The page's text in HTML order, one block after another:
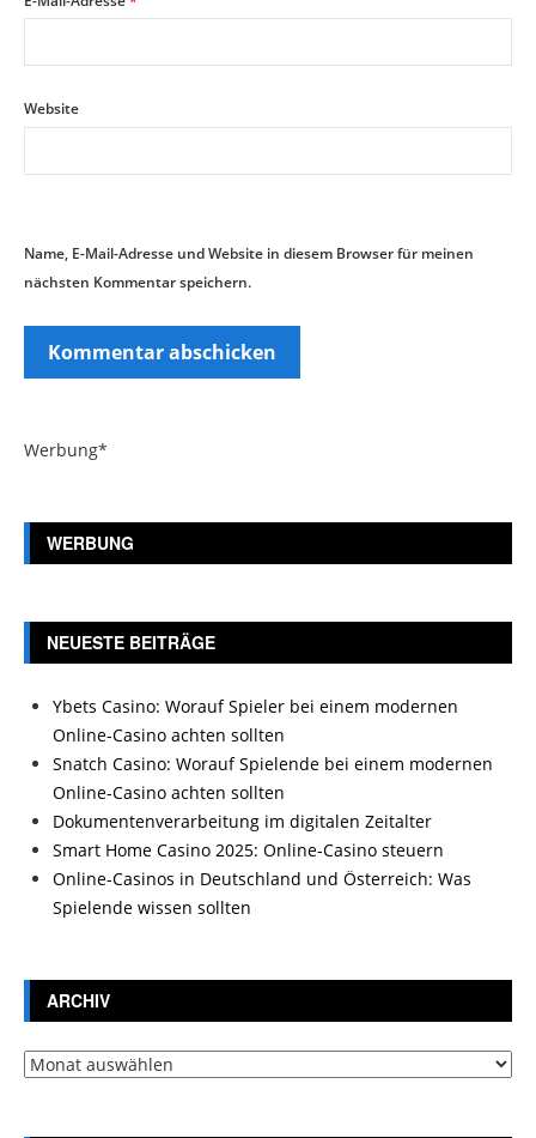
Website
Name, E-Mail-Adresse und Website in diesem Browser für meinen
nächsten Kommentar speichern.
Werbung*
WERBUNG
NEUESTE BEITRÄGE
Ybets Casino: Worauf Spieler bei einem modernen
Online-Casino achten sollten
Snatch Casino: Worauf Spielende bei einem modernen
Online-Casino achten sollten
Dokumentenverarbeitung im digitalen Zeitalter
Smart Home Casino 2025: Online-Casino steuern
Online-Casinos in Deutschland und Österreich: Was
Spielende wissen sollten
ARCHIV
Archiv